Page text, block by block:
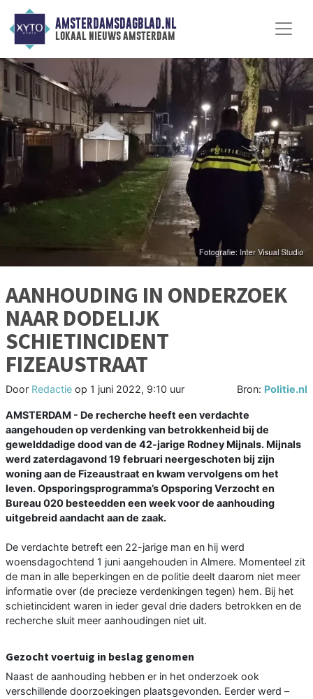
AMSTERDAMSDAGBLAD.NL
lokaal nieuws amsterdam
AANHOUDING IN ONDERZOEK
NAAR DODELIJK
SCHIETINCIDENT
FIZEAUSTRAAT
Door Redactie op 1 juni 2022, 9:10 uur Bron: Politie.nl
AMSTERDAM - De recherche heeft een verdachte
aangehouden op verdenking van betrokkenheid bij de
gewelddadige dood van de 42-jarige Rodney Mijnals. Mijnals
werd zaterdagavond 19 februari neergeschoten bij zijn
woning aan de Fizeaustraat en kwam vervolgens om het
leven. Opsporingsprogramma’s Opsporing Verzocht en
Bureau 020 besteedden een week voor de aanhouding
uitgebreid aandacht aan de zaak.
De verdachte betreft een 22-jarige man en hij werd
woensdagochtend 1 juni aangehouden in Almere. Momenteel zit
de man in alle beperkingen en de politie deelt daarom niet meer
informatie over (de precieze verdenkingen tegen) hem. Bij het
schietincident waren in ieder geval drie daders betrokken en de
recherche sluit meer aanhoudingen niet uit.
Gezocht voertuig in beslag genomen
Naast de aanhouding hebben er in het onderzoek ook
verschillende doorzoekingen plaatsgevonden. Eerder werd –